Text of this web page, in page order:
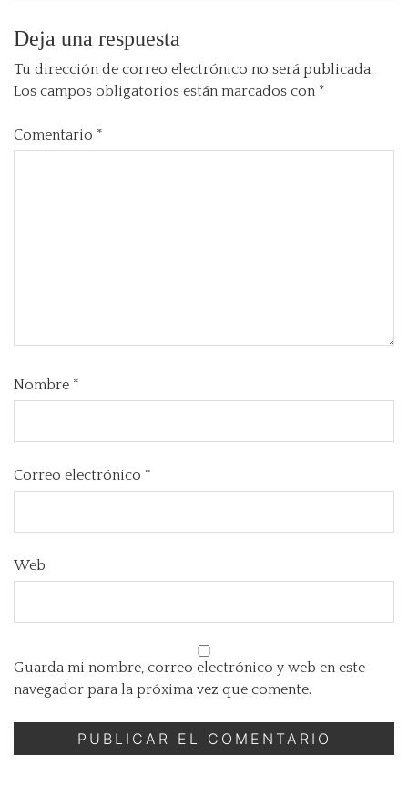
Deja una respuesta
Tu dirección de correo electrónico no será publicada.
Los campos obligatorios están marcados con *
Comentario *
Nombre *
Correo electrónico *
Web
Guarda mi nombre, correo electrónico y web en este
navegador para la próxima vez que comente.